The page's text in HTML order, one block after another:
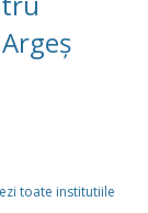
toate institutiile